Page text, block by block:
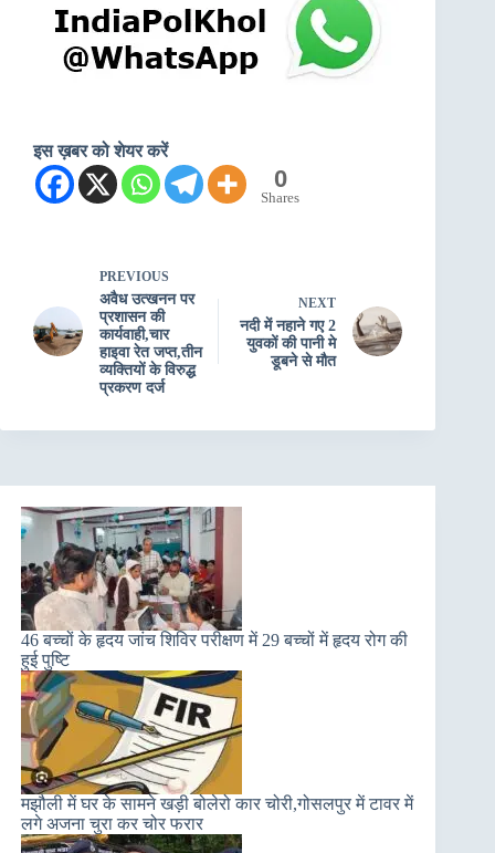
इस ख़बर को शेयर करें
0
Shares
PREVIOUS
अवैध उत्खनन पर
प्रशासन की
कार्यवाही,चार
हाइवा रेत जप्त,तीन
व्यक्तियों के विरुद्ध
प्रकरण दर्ज
NEXT
नदी में नहाने गए 2
युवकों की पानी मे
डूबने से मौत
46 बच्चों के हृदय जांच शिविर परीक्षण में 29 बच्चों में हृदय रोग की
हुई पुष्टि
मझौली में घर के सामने खड़ी बोलेरो कार चोरी,गोसलपुर में टावर में
लगे अजना चुरा कर चोर फरार